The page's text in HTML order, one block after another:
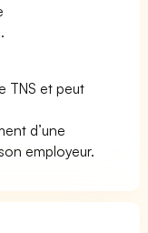
TNS et peut
d’une
employeur.